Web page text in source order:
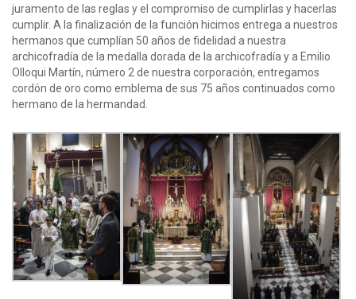
juramento de las reglas y el compromiso de cumplirlas y hacerlas
cumplir. A la finalización de la función hicimos entrega a nuestros
hermanos que cumplían 50 años de fidelidad a nuestra
archicofradía de la medalla dorada de la archicofradía y a Emilio
Olloqui Martín, número 2 de nuestra corporación, entregamos
cordón de oro como emblema de sus 75 años continuados como
hermano de la hermandad.